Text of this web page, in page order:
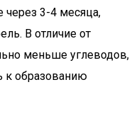
3-4 месяца,
В отличие от
меньше углеводов,
к образованию